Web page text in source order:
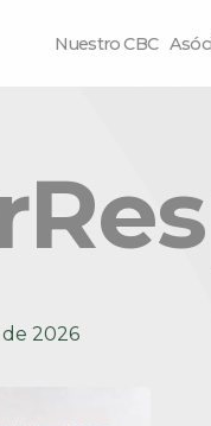
Nuestro CBC
2026